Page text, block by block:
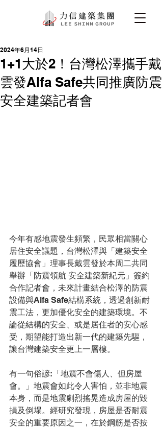
1+1大於2！台灣松澤攜手戴
雲發Alfa Safe共同推廣防震
安全建築記者會
2024年6月14日
今年有感地震發生頻繁，民眾相當關心
居住安全議題，台灣松澤與「建築安全
履歷協會」理事長戴雲發於本周二共同
舉辦「防震領航 安全建築新紀元」簽約
合作記者會，未來計畫結合松澤的防震
設備與Alfa Safe結構系統，透過創新耐
震工法，更加優化安全的建築環境。不
論從結構的安全、或是居住者的安心感
受，期望能打造出新一代的建築先驅，
讓台灣建築安全更上一層樓。
有一句俗諺:「地震不會傷人、但房屋
會。」地震會如此令人害怕，並非地震
本身，而是地震劇烈搖晃造成房屋的毀
損及倒塌。經研究發現，房屋是否耐震
安全的重要原因之一，在於鋼筋是否按